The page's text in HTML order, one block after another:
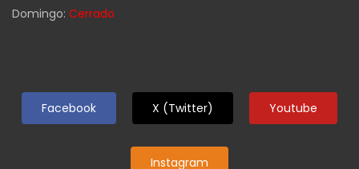
Domingo: Cerrado
Facebook X (Twitter) Youtube
Instagram